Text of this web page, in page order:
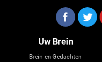
Uw Brein
Brein en Gedachten